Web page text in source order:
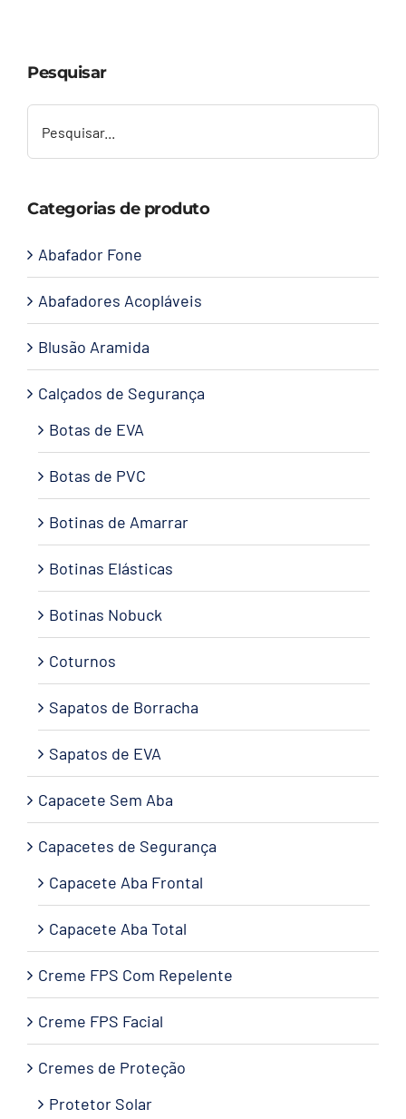
Contato
Pesquisar
Categorias de produto
Abafador Fone
Abafadores Acopláveis
Blusão Aramida
Calçados de Segurança
Botas de EVA
Botas de PVC
Botinas de Amarrar
Botinas Elásticas
Botinas Nobuck
Coturnos
Sapatos de Borracha
Sapatos de EVA
Capacete Sem Aba
Capacetes de Segurança
Capacete Aba Frontal
Capacete Aba Total
Creme FPS Com Repelente
Creme FPS Facial
Cremes de Proteção
Protetor Solar